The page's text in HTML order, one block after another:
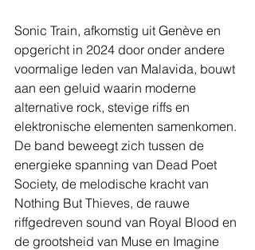
Sonic Train, afkomstig uit Genève en
opgericht in 2024 door onder andere
voormalige leden van Malavida, bouwt
aan een geluid waarin moderne
alternative rock, stevige riffs en
elektronische elementen samenkomen.
De band beweegt zich tussen de
energieke spanning van Dead Poet
Society, de melodische kracht van
Nothing But Thieves, de rauwe
riffgedreven sound van Royal Blood en
de grootsheid van Muse en Imagine